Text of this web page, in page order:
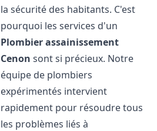
la sécurité des habitants. C'est
pourquoi les services d'un
Plombier assainissement
Cenon sont si précieux. Notre
équipe de plombiers
expérimentés intervient
rapidement pour résoudre tous
les problèmes liés à